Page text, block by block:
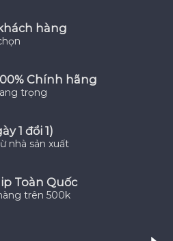
hàng
Chính hãng
trọng
1 đổi 1)
nhà sản xuất
Toàn Quốc
trên 500k